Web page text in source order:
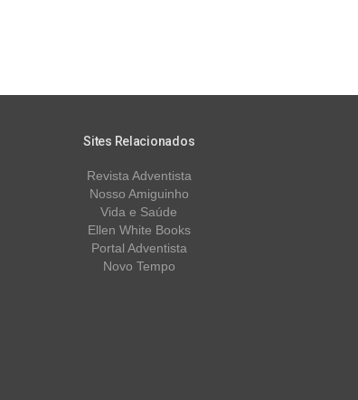
Sites Relacionados
Revista Adventista
Nosso Amiguinho
Vida e Saúde
Ellen White Books
Portal Adventista
Novo Tempo